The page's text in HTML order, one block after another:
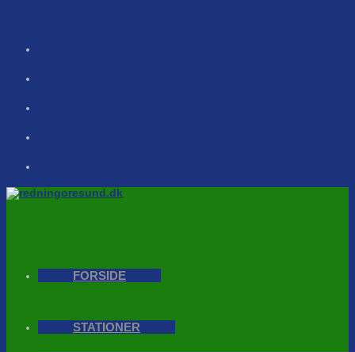
FORSIDE
STATIONER